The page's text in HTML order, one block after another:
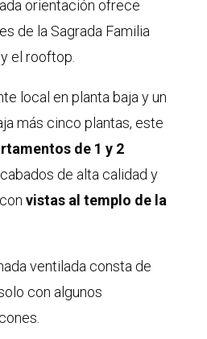
orientación ofrece
de la Sagrada Familia
el rooftop.
local en planta baja y un
más cinco plantas, este
de 1 y 2
de alta calidad y
vistas al templo de la
ventilada consta de
con algunos